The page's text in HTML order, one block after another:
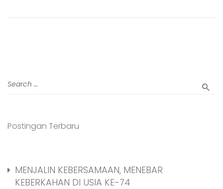
Postingan Terbaru
MENJALIN KEBERSAMAAN, MENEBAR
KEBERKAHAN DI USIA KE-74